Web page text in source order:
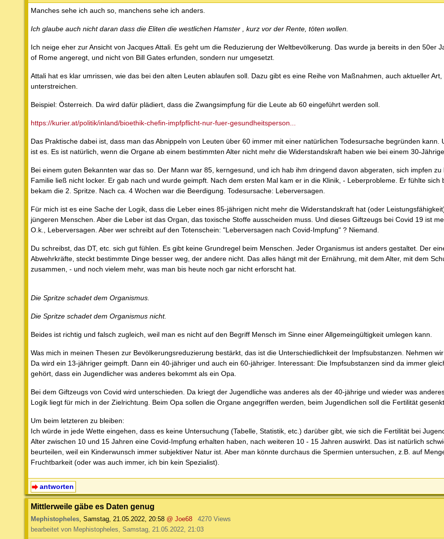
Manches sehe ich auch so, manchens sehe ich anders.
Ich glaube auch nicht daran dass die Eliten die westlichen Hamster , kurz vor der Rente, töten wollen.
Ich neige eher zur Ansicht von Jacques Attali. Es geht um die Reduzierung der Weltbevölkerung. Das wurde ja bereits in den 50er
of Rome angeregt, und nicht von Bill Gates erfunden, sondern nur umgesetzt.
Attali hat es klar umrissen, wie das bei den alten Leuten ablaufen soll. Dazu gibt es eine Reihe von Maßnahmen, auch aktueller Art,
unterstreichen.
Beispiel: Österreich. Da wird dafür plädiert, dass die Zwangsimpfung für die Leute ab 60 eingeführt werden soll.
https://kurier.at/politik/inland/bioethik-chefin-impfpflicht-nur-fuer-gesundheitsperson...
Das Praktische dabei ist, dass man das Abnippeln von Leuten über 60 immer mit einer natürlichen Todesursache begründen kann.
ist es. Es ist natürlich, wenn die Organe ab einem bestimmten Alter nicht mehr die Widerstandskraft haben wie bei einem 30-
Bei einem guten Bekannten war das so. Der Mann war 85, kerngesund, und ich hab ihm dringend davon abgeraten, sich impfen zu
Familie ließ nicht locker. Er gab nach und wurde geimpft. Nach dem ersten Mal kam er in die Klinik, - Leberprobleme. Er fühlte sich
bekam die 2. Spritze. Nach ca. 4 Wochen war die Beerdigung. Todesursache: Leberversagen.
Für mich ist es eine Sache der Logik, dass die Leber eines 85-jährigen nicht mehr die Widerstandskraft hat (oder
jüngeren Menschen. Aber die Leber ist das Organ, das toxische Stoffe ausscheiden muss. Und dieses Giftzeugs bei Covid 19 ist
O.k., Leberversagen. Aber wer schreibt auf den Totenschein: "Leberversagen nach Covid-Impfung" ? Niemand.
Du schreibst, das DT, etc. sich gut fühlen. Es gibt keine Grundregel beim Menschen. Jeder Organismus ist anders gestaltet. Der
Abwehrkräfte, steckt bestimmte Dinge besser weg, der andere nicht. Das alles hängt mit der Ernährung, mit dem Alter, mit dem
zusammen, - und noch vielem mehr, was man bis heute noch gar nicht erforscht hat.
Die Spritze schadet dem Organismus.
Die Spritze schadet dem Organismus nicht.
Beides ist richtig und falsch zugleich, weil man es nicht auf den Begriff Mensch im Sinne einer Allgemeingültigkeit umlegen kann.
Was mich in meinen Thesen zur Bevölkerungsreduzierung bestärkt, das ist die Unterschiedlichkeit der Impfsubstanzen. Nehmen
Da wird ein 13-jähriger geimpft. Dann ein 40-jähriger und auch ein 60-jähriger. Interessant: Die Impfsubstanzen sind da immer
gehört, dass ein Jugendlicher was anderes bekommt als ein Opa.
Bei dem Giftzeugs von Covid wird unterschieden. Da kriegt der Jugendliche was anderes als der 40-jährige und wieder was
Logik liegt für mich in der Zielrichtung. Beim Opa sollen die Organe angegriffen werden, beim Jugendlichen soll die Fertilität
Um beim letzteren zu bleiben:
Ich würde in jede Wette eingehen, dass es keine Untersuchung (Tabelle, Statistik, etc.) darüber gibt, wie sich die Fertilität bei
Alter zwischen 10 und 15 Jahren eine Covid-Impfung erhalten haben, nach weiteren 10 - 15 Jahren auswirkt. Das ist natürlich
beurteilen, weil ein Kinderwunsch immer subjektiver Natur ist. Aber man könnte durchaus die Spermien untersuchen, z.B. auf
Fruchtbarkeit (oder was auch immer, ich bin kein Spezialist).
antworten
Mittlerweile gäbe es Daten genug
Mephistopheles, Samstag, 21.05.2022, 20:58 @ Joe68
4270 Views
bearbeitet von Mephistopheles, Samstag, 21.05.2022, 21:03